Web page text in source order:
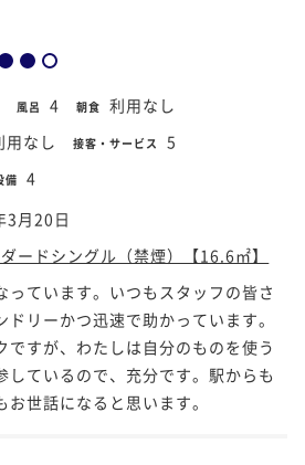
風呂 4 朝食 利用なし
用なし 接客・サービス 5
備 4
3月20日
ードシングル（禁煙）【16.6㎡】
っています。いつもスタッフの皆さ
リーかつ迅速で助かっています。
ですが、わたしは自分のものを使う
しているので、充分です。駅からも
世話になると思います。